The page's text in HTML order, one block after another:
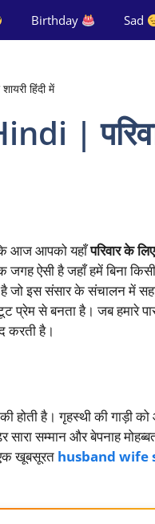
Birthday Sad
हिंदी में
|
आज आपको यहाँपरिवार के
ऐसी है जहाँ हमें बिना
है जो इस संसार के संचालन में
प्रेम से बनता है। जब हमारे
करती है।
होती है। गृहस्थी की गाड़ी
सारा सम्मान और बेपनाह
खूबसूरत husband wife